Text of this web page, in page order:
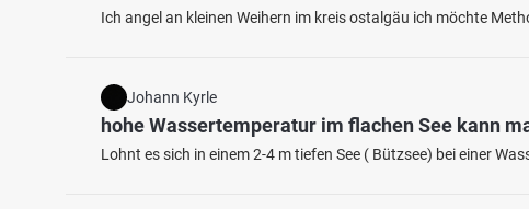
Ich angel an kleinen Weihern im kreis ostalgäu ich möchte
Johann Kyrle
hohe Wassertemperatur im flachen See kann
Lohnt es sich in einem 2-4 m tiefen See ( Bützsee) bei einer